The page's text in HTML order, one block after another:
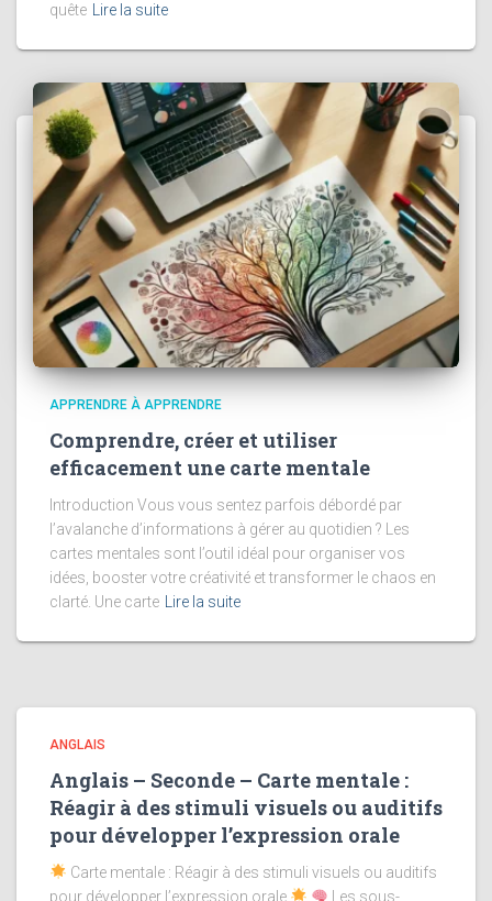
quête Lire la suite
APPRENDRE À APPRENDRE
Comprendre, créer et utiliser
efficacement une carte mentale
Introduction Vous vous sentez parfois débordé par
l’avalanche d’informations à gérer au quotidien ? Les
cartes mentales sont l’outil idéal pour organiser vos
idées, booster votre créativité et transformer le chaos en
clarté. Une carte
Lire la suite
ANGLAIS
Anglais – Seconde – Carte mentale :
Réagir à des stimuli visuels ou auditifs
pour développer l’expression orale
Carte mentale : Réagir à des stimuli visuels ou auditifs
pour développer l’expression orale
Les sous-